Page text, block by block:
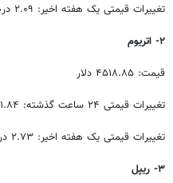
تغییرات قیمتی یک هفته اخیر: ۲.۰۹ درصد افزایش
۲- اتریوم
قیمت: ۴۵۱۸.۸۵ دلار
تغییرات قیمتی ۲۴ ساعت گذشته: ۱.۸۴ درصد افزایش
تغییرات قیمتی یک هفته اخیر: ۲.۷۳ درصد افزایش
۳- ریپل